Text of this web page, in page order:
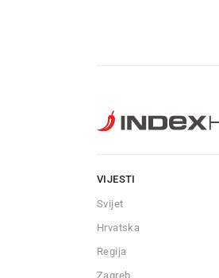
VIJESTI
Svijet
Hrvatska
Regija
Zagreb